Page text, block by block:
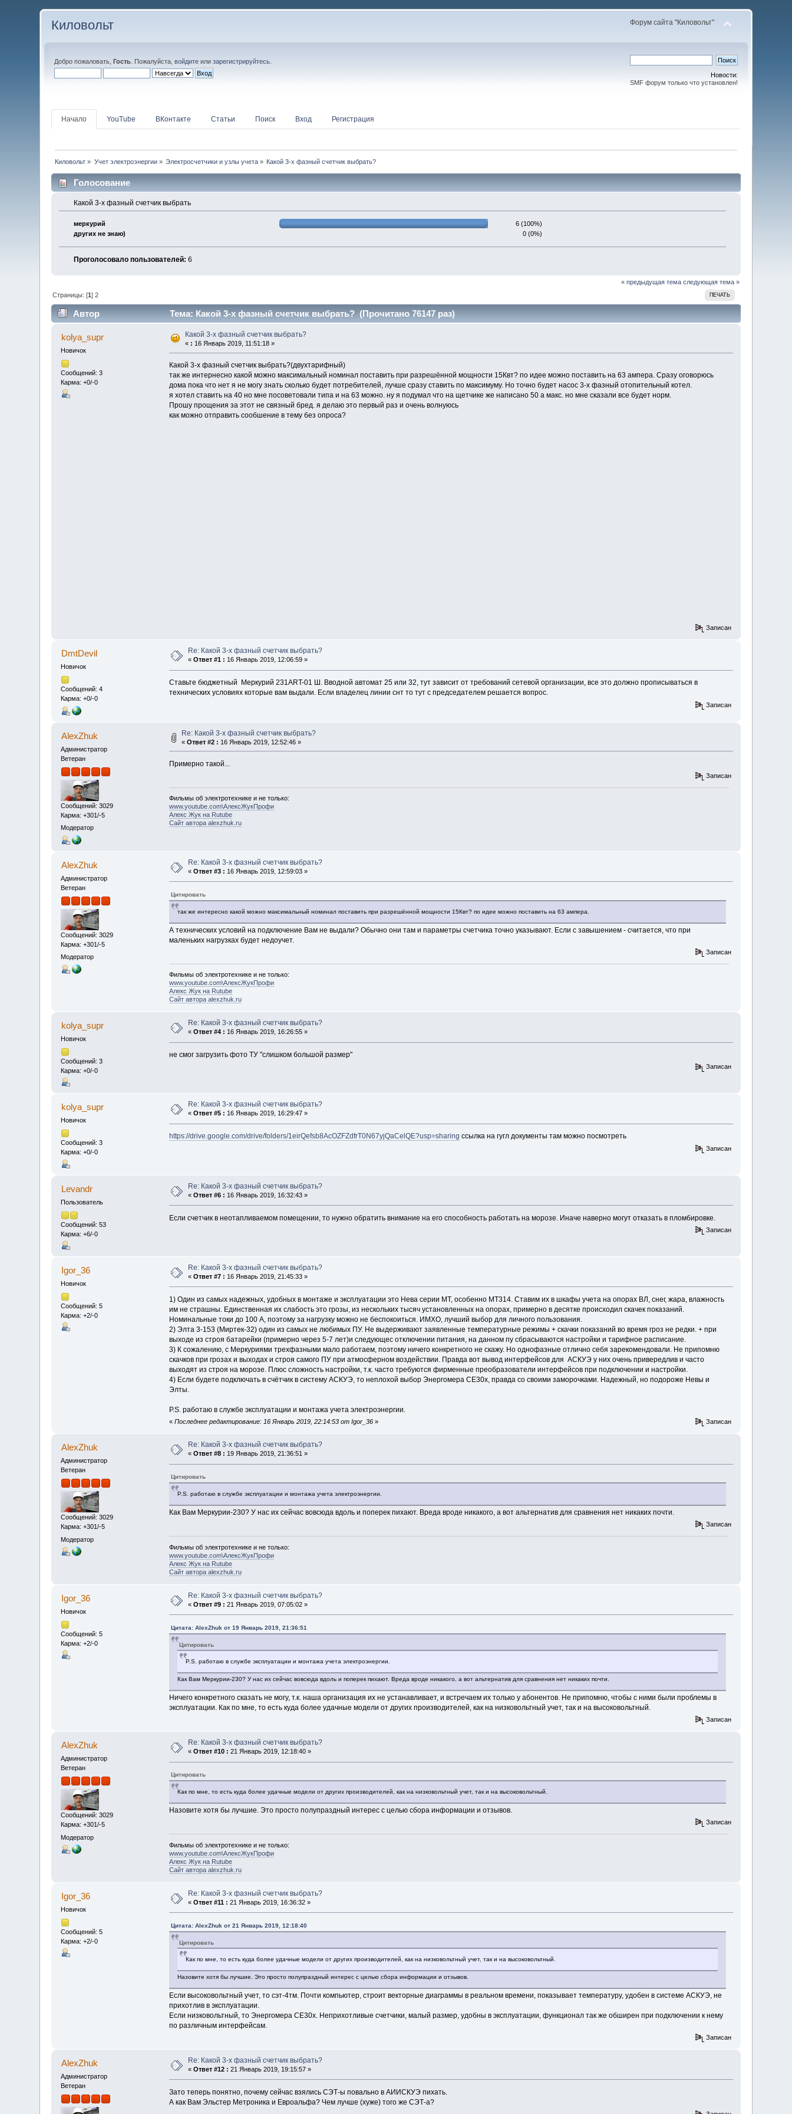
Киловольт Форум сайта "Киловольт"
Добро пожаловать,Гость . Пожалуйста,войдите илизарегистрируйтесь
Новости:
SMF форум только что установлен!
Начало YouTube ВКонтакте Статьи Поиск Вход Регистрация
Киловольт » Учет электроэнергии» Электросчетчики и узлы учета » Какой 3-х фазный счетчик выбрать?
Голосование
Какой 3-х фазный счетчик выбрать
меркурий
6 (100%)
других не знаю)
0 (0%)
Проголосовало пользователей: 6
« предыдущая тема следующая тема »
ПЕЧАТЬ
Страницы: [1]2
Автор Тема: Какой 3-х фазный счетчик выбрать? (Прочитано 76147 раз)
kolya_supr
Новичок
Сообщений: 3
Карма: +0/-0
Какой 3-х фазный счетчик выбрать?
« : 16 Январь 2019, 11:51:18 »
Какой 3-х фазный счетчик выбрать?(двухтарифный)
так же интернесно какой можно максимальный номинал поставить при разрешённой мощности 15Квт? по идее можно поставить на 63 ампера. Сразу оговорюсь
дома пока что нет я не могу знать сколько будет потребителей, лучше сразу ставить по максимуму. Но точно будет насос 3-х фазный отопительный котел.
я хотел ставить на 40 но мне посоветовали типа и на 63 можно. ну я подумал что на щетчике же написано 50 а макс. но мне сказали все будет норм.
Прошу прощения за этот не связный бред. я делаю это первый раз и очень волнуюсь
как можно отправить сообшение в тему без опроса?
Записан
DmtDevil
Новичок
Сообщений: 4
Карма: +0/-0
Re: Какой 3-х фазный счетчик выбрать?
«Ответ #1 : 16 Январь 2019, 12:06:59 »
Ставьте бюджетный Меркурий 231ART-01 Ш. Вводной автомат 25 или 32, тут зависит от требований сетевой организации, все это должно прописываться в
технических условиях которые вам выдали. Если владелец линии снт то тут с председателем решается вопрос.
Записан
AlexZhuk
Администратор
Ветеран
Сообщений: 3029
Карма: +301/-5
Модератор
Re: Какой 3-х фазный счетчик выбрать?
«Ответ #2 : 16 Январь 2019, 12:52:46 »
Примерно такой...
Записан
Фильмы об электротехнике и не только:
www.youtube.com\АлексЖукПрофи
Алекс Жук на Rutube
Сайт автора alexzhuk.ru
AlexZhuk
Администратор
Ветеран
Сообщений: 3029
Карма: +301/-5
Модератор
Re: Какой 3-х фазный счетчик выбрать?
«Ответ #3 : 16 Январь 2019, 12:59:03 »
Цитировать
так же интересно какой можно максимальный номинал поставить при разрешённой мощности 15Квт? по идее можно поставить на 63 ампера.
А технических условий на подключение Вам не выдали? Обычно они там и параметры счетчика точно указывают. Если с завышением - считается, что при
маленьких нагрузках будет недоучет.
Записан
Фильмы об электротехнике и не только:
www.youtube.com\АлексЖукПрофи
Алекс Жук на Rutube
Сайт автора alexzhuk.ru
kolya_supr
Новичок
Сообщений: 3
Карма: +0/-0
Re: Какой 3-х фазный счетчик выбрать?
«Ответ #4 : 16 Январь 2019, 16:26:55 »
не смог загрузить фото ТУ "слишком большой размер"
Записан
kolya_supr
Новичок
Сообщений: 3
Карма: +0/-0
Re: Какой 3-х фазный счетчик выбрать?
«Ответ #5 : 16 Январь 2019, 16:29:47 »
https://drive.google.com/drive/folders/1eirQefsb8AcOZFZdfrT0N67yjQaCelQE?usp=sharing ссылка на гугл документы там можно посмотреть
Записан
Levandr
Пользователь
Сообщений: 53
Карма: +6/-0
Re: Какой 3-х фазный счетчик выбрать?
«Ответ #6 : 16 Январь 2019, 16:32:43 »
Если счетчик в неотапливаемом помещении, то нужно обратить внимание на его способность работать на морозе. Иначе наверно могут отказать в пломбировке.
Записан
Igor_36
Новичок
Сообщений: 5
Карма: +2/-0
Re: Какой 3-х фазный счетчик выбрать?
«Ответ #7 : 16 Январь 2019, 21:45:33 »
1) Один из самых надежных, удобных в монтаже и эксплуатации это Нева серии МТ, особенно МТ314. Ставим их в шкафы учета на опорах ВЛ, снег, жара, влажность
им не страшны. Единственная их слабость это грозы, из нескольких тысяч установленных на опорах, примерно в десятке происходил скачек показаний.
Номинальные токи до 100 А, поэтому за нагрузку можно не беспокоиться. ИМХО, лучший выбор для личного пользования.
2) Элта 3-153 (Миртек-32) один из самых не любимых ПУ. Не выдерживают заявленные температурные режимы + скачки показаний во время гроз не редки. + при
выходе из строя батарейки (примерно через 5-7 лет)и следующес отключении питания, на данном пу сбрасываются настройки и тарифное расписание.
3) К сожалению, с Меркуриями трехфазными мало работаем, поэтому ничего конкретного не скажу. Но однофазные отлично себя зарекомендовали. Не припомню
скачков при грозах и выходах и строя самого ПУ при атмосферном воздействии. Правда вот вывод интерфейсов для АСКУЭ у них очень привередлив и часто
выходят из строя на морозе. Плюс сложность настройки, т.к. часто требуются фирменные преобразователи интерфейсов при подключении и настройки.
4) Если будете подключать в счётчик в систему АСКУЭ, то неплохой выбор Энергомера СЕ30х, правда со своими заморочками. Надежный, но подороже Невы и
Элты.
P.S. работаю в службе эксплуатации и монтажа учета электроэнергии.
« Последнее редактирование: 16 Январь 2019, 22:14:53 от Igor_36» Записан
AlexZhuk
Администратор
Ветеран
Сообщений: 3029
Карма: +301/-5
Модератор
Re: Какой 3-х фазный счетчик выбрать?
«Ответ #8 : 19 Январь 2019, 21:36:51 »
Цитировать
P.S. работаю в службе эксплуатации и монтажа учета электроэнергии.
Как Вам Меркурии-230? У нас их сейчас вовсюда вдоль и поперек пихают. Вреда вроде никакого, а вот альтернатив для сравнения нет никаких почти.
Записан
Фильмы об электротехнике и не только:
www.youtube.com\АлексЖукПрофи
Алекс Жук на Rutube
Сайт автора alexzhuk.ru
Igor_36
Новичок
Сообщений: 5
Карма: +2/-0
Re: Какой 3-х фазный счетчик выбрать?
«Ответ #9 : 21 Январь 2019, 07:05:02 »
Цитата: AlexZhuk от 19 Январь 2019, 21:36:51
Цитировать
P.S. работаю в службе эксплуатации и монтажа учета электроэнергии.
Как Вам Меркурии-230? У нас их сейчас вовсюда вдоль и поперек пихают. Вреда вроде никакого, а вот альтернатив для сравнения нет никаких почти.
Ничего конкретного сказать не могу, т.к. наша организация их не устанавливает, и встречаем их только у абонентов. Не припомню, чтобы с ними были проблемы в
эксплуатации. Как по мне, то есть куда более удачные модели от других производителей, как на низковольтный учет, так и на высоковольтный.
Записан
AlexZhuk
Администратор
Ветеран
Сообщений: 3029
Карма: +301/-5
Модератор
Re: Какой 3-х фазный счетчик выбрать?
«Ответ #10 : 21 Январь 2019, 12:18:40 »
Цитировать
Как по мне, то есть куда более удачные модели от других производителей, как на низковольтный учет, так и на высоковольтный.
Назовите хотя бы лучшие. Это просто полупраздный интерес с целью сбора информации и отзывов.
Записан
Фильмы об электротехнике и не только:
www.youtube.com\АлексЖукПрофи
Алекс Жук на Rutube
Сайт автора alexzhuk.ru
Igor_36
Новичок
Сообщений: 5
Карма: +2/-0
Re: Какой 3-х фазный счетчик выбрать?
«Ответ #11 : 21 Январь 2019, 16:36:32 »
Цитата: AlexZhuk от 21 Январь 2019, 12:18:40
Цитировать
Как по мне, то есть куда более удачные модели от других производителей, как на низковольтный учет, так и на высоковольтный.
Назовите хотя бы лучшие. Это просто полупраздный интерес с целью сбора информации и отзывов.
Если высоковольтный учет, то сэт-4тм. Почти компьютер, строит векторные диаграммы в реальном времени, показывает температуру, удобен в системе АСКУЭ, не
прихотлив в эксплуатации.
Если низковольтный, то Энергомера СЕ30х. Неприхотливые счетчики, малый размер, удобны в эксплуатации, функционал так же обширен при подключении к нему
по различным интерфейсам.
Записан
AlexZhuk
Администратор
Ветеран
Re: Какой 3-х фазный счетчик выбрать?
«Ответ #12 : 21 Январь 2019, 19:15:57 »
Зато теперь понятно, почему сейчас взялись СЭТ-ы повально в АИИСКУЭ пихать.
А как Вам Эльстер Метроника и Евроальфа? Чем лучше (хуже) того же СЭТ-а?